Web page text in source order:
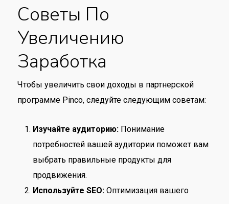
Советы По
Увеличению
Заработка
Чтобы увеличить свои доходы в партнерской
программе Pinco, следуйте следующим советам:
Изучайте аудиторию:Понимание
потребностей вашей аудитории поможет вам
выбрать правильные продукты для
продвижения.
Используйте SEO:Оптимизация вашего